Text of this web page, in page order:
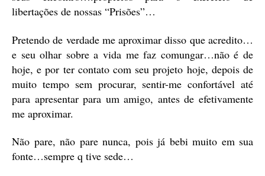
libertações de nossas “Prisões”…
Pretendo de verdade me aproximar disso que acredito…
e seu olhar sobre a vida me faz comungar…não é de
hoje, e por ter contato com seu projeto hoje, depois de
muito tempo sem procurar, sentir-me confortável até
para apresentar para um amigo, antes de efetivamente
me aproximar.
Não pare, não pare nunca, pois já bebi muito em sua
fonte…sempre q tive sede…